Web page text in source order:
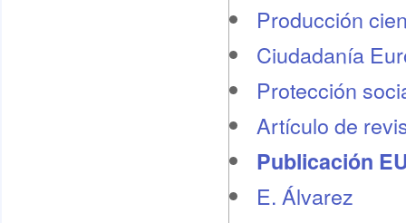
Producción
Ciudadanía
Protección
Artículo de
Publicación
E. Álvarez